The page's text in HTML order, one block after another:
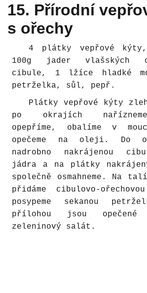
15. Přírodní
s ořechy
4 plátky vepřové
100g jader vlašských
cibule, 1 lžíce hladké
petrželka, sůl, pepř.
Plátky vepřové kýty
po okrajích
opepříme, obalíme v
opečeme na oleji. Do
nadrobno nakrájenou
jádra a na plátky
společně osmahneme. Na
přidáme cibulovo-
posypeme sekanou
přílohou jsou opečené
zeleninový salát.